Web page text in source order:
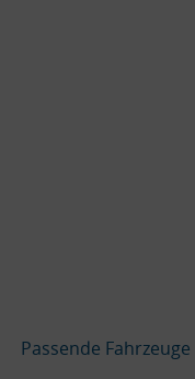
Passende Fahrzeuge